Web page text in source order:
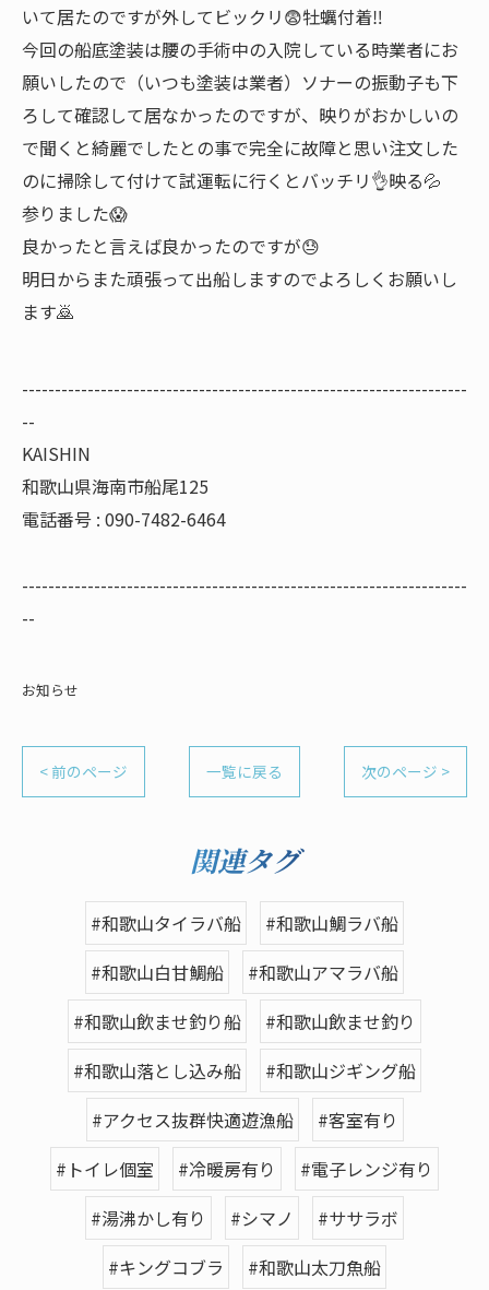
いて居たのですが外してビックリ😨牡蠣付着‼️
今回の船底塗装は腰の手術中の入院している時業者にお
願いしたので（いつも塗装は業者）ソナーの振動子も下
ろして確認して居なかったのですが、映りがおかしいの
で聞くと綺麗でしたとの事で完全に故障と思い注文した
のに掃除して付けて試運転に行くとバッチリ👌映る💦
参りました😱
良かったと言えば良かったのですが😓
明日からまた頑張って出船しますのでよろしくお願いし
ます🙇
--------------------------------------------------------------------
--
KAISHIN
和歌山県海南市船尾125
電話番号 : 090-7482-6464
--------------------------------------------------------------------
--
お知らせ
< 前のページ 一覧に戻る 次のページ >
関連タグ
#和歌山タイラバ船
#和歌山鯛ラバ船
#和歌山白甘鯛船
#和歌山アマラバ船
#和歌山飲ませ釣り船
#和歌山飲ませ釣り
#和歌山落とし込み船
#和歌山ジギング船
#アクセス抜群快適遊漁船
#客室有り
#トイレ個室
#冷暖房有り
#電子レンジ有り
#湯沸かし有り
#シマノ
#ササラボ
#キングコブラ
#和歌山太刀魚船